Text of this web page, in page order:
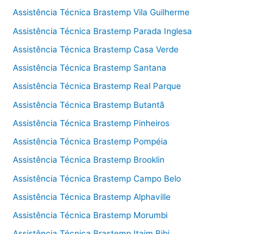
Assistência Técnica Brastemp Vila Guilherme
Assistência Técnica Brastemp Parada Inglesa
Assistência Técnica Brastemp Casa Verde
Assistência Técnica Brastemp Santana
Assistência Técnica Brastemp Real Parque
Assistência Técnica Brastemp Butantã
Assistência Técnica Brastemp Pinheiros
Assistência Técnica Brastemp Pompéia
Assistência Técnica Brastemp Brooklin
Assistência Técnica Brastemp Campo Belo
Assistência Técnica Brastemp Alphaville
Assistência Técnica Brastemp Morumbi